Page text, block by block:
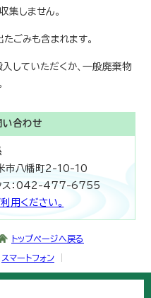
集しません。
ごみも含まれます。
していただくか、一般廃棄物
い合わせ
八幡町2-10-10
ス：042-477-6755
用ください。
トップページへ戻る
スマートフォン